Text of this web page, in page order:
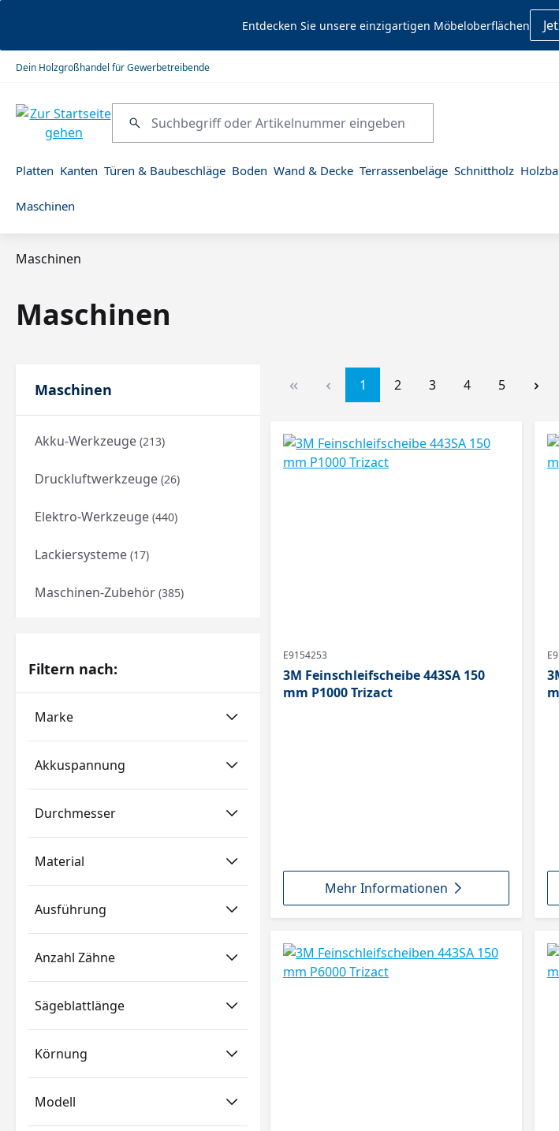
Zur Hauptnavigation springenEntdecken Sie unsere einzigartigen Möbeloberflächen
Dein Holzgroßhandel für Gewerbetreibende
Platten Kanten Türen & Baubeschläge Boden Wand & Decke Terrassenbeläge Schnittholz
Maschinen
Maschinen
Maschinen
Maschinen
Akku-Werkzeuge (213)
Druckluftwerkzeuge (26)
Elektro-Werkzeuge (440)
Lackiersysteme (17)
Maschinen-Zubehör (385)
Filtern nach:
Marke
Akkuspannung
Durchmesser
Material
Ausführung
Anzahl Zähne
Sägeblattlänge
Körnung
Modell
1 2 3 4 5
E9154253
3M Feinschleifscheibe 443SA 150
mm P1000 Trizact
Mehr Informationen